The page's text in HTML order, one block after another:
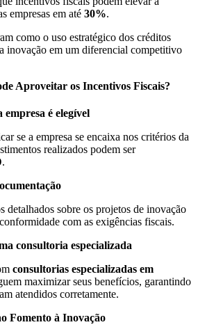
empresas em até 30%.
como o uso estratégico dos créditos
inovação em um diferencial competitivo
Aproveitar os Incentivos Fiscais?
empresa é elegível
se a empresa se encaixa nos critérios da
realizados podem ser
.
detalhados sobre os projetos de inovação
com as exigências fiscais.
consultoria especializada
consultorias especializadas em
maximizar seus benefícios, garantindo
atendidos corretamente.
Fomento à Inovação